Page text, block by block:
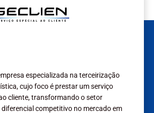
especializada na terceirização
cujo foco é prestar um serviço
cliente, transformando o setor
diferencial competitivo no mercado em